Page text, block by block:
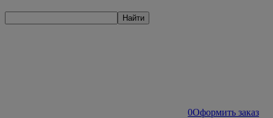
Найти
0Оформить заказ